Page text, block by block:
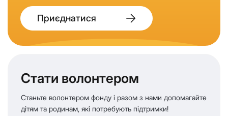
Приєднатися
Стати волонтером
Станьте волонтером фонду і разом з нами допомагайте
дітям та родинам, які потребують підтримки!